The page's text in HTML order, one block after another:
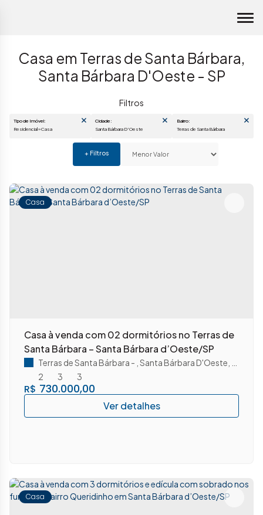
Casa em Terras de Santa Bárbara,
Santa Bárbara D'Oeste - SP
Santa Bárbara D'Oeste
Casa
Casa à venda com 02 dormitórios no Terras de
Santa Bárbara – Santa Bárbara d’Oeste/SP
R$ 730.000,00
Terras de Santa Bárbara Santa Bárbara D'Oeste
2
3 3
Casa